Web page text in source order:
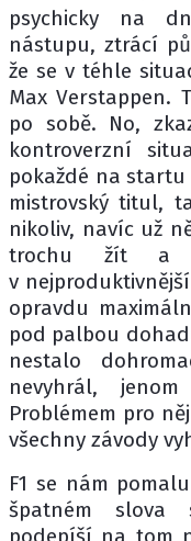
psychicky na
nástupu, ztrácí
že se v téhle
Max Verstappen.
po sobě. No,
kontroverzní
pokaždé na
mistrovský titul,
nikoliv, navíc už
trochu žít a
v
opravdu
pod palbou
nestalo
nevyhrál,
Problémem pro
všechny závody
F1 se nám
špatném slova